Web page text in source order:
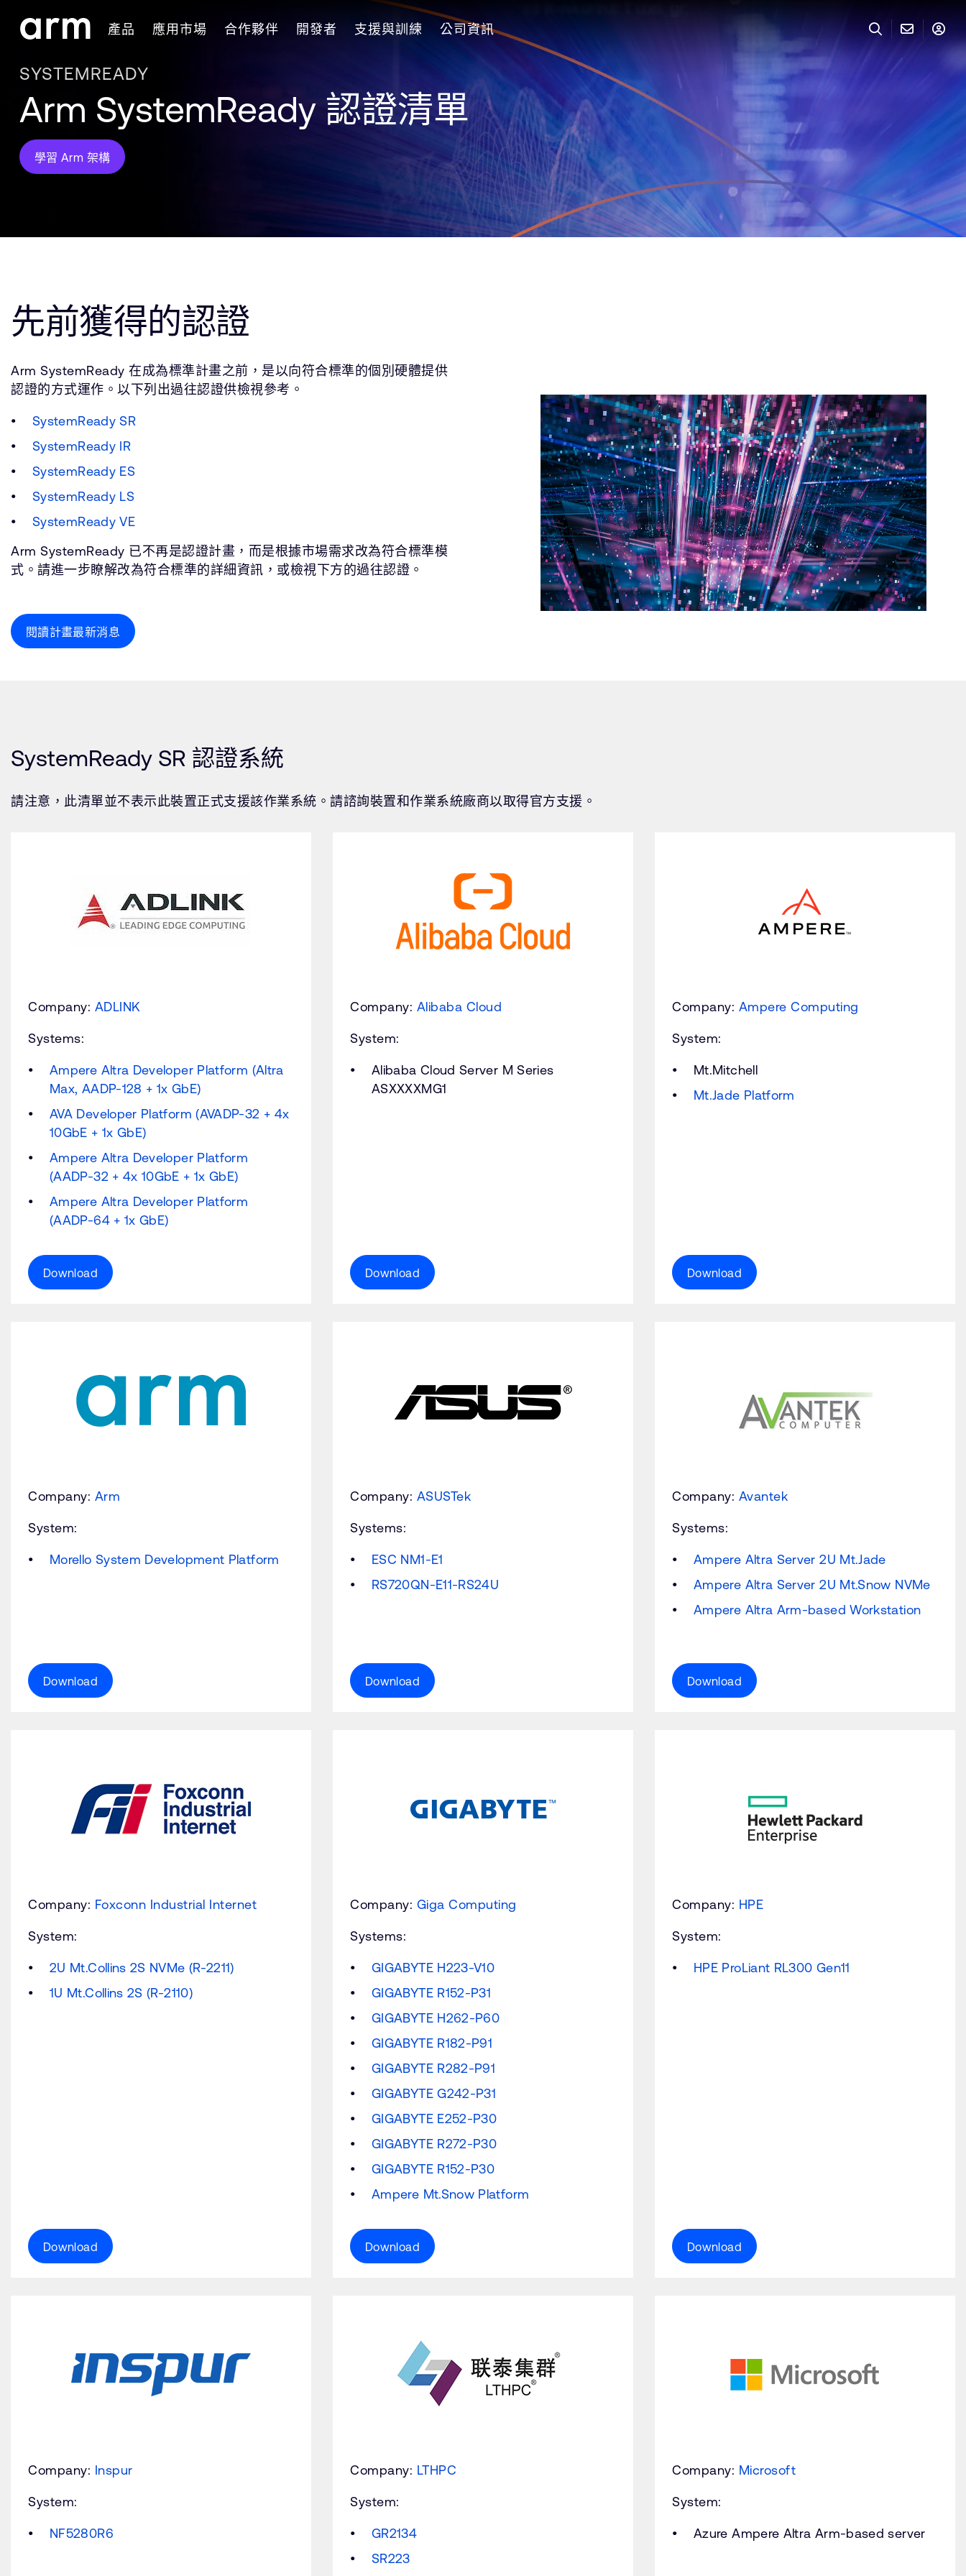
Skip to Footer
產品 應用市場 合作夥伴 開發者 支援與訓練 公司資訊
SYSTEMREADY
Arm SystemReady 認證清單
學習 Arm 架構
先前獲得的認證
Arm SystemReady 在成為標準計畫之前，是以向符合標準的個別硬體提供
認證的方式運作。以下列出過往認證供檢視參考。
SystemReady SR
SystemReady IR
SystemReady ES
SystemReady LS
SystemReady VE
Arm SystemReady 已不再是認證計畫，而是根據市場需求改為符合標準模
式。請進一步瞭解改為符合標準的詳細資訊，或檢視下方的過往認證。
閱讀計畫最新消息
SystemReady SR 認證系統
請注意，此清單並不表示此裝置正式支援該作業系統。請諮詢裝置和作業系統廠商以取得官方支援。
Company: ADLINK
Systems:
Ampere Altra Developer Platform (Altra
Max, AADP-128 + 1x GbE)
AVA Developer Platform (AVADP-32 + 4x
10GbE + 1x GbE)
Ampere Altra Developer Platform
(AADP-32 + 4x 10GbE + 1x GbE)
Ampere Altra Developer Platform
(AADP-64 + 1x GbE)
Download
Company: Alibaba Cloud
System:
Alibaba Cloud Server M Series
ASXXXXMG1
Download
Company: Ampere Computing
System:
Mt.Mitchell
Mt.Jade Platform
Download
Company: Arm
System:
Morello System Development Platform
Download
Company: ASUSTek
Systems:
ESC NM1-E1
RS720QN-E11-RS24U
Download
Company: Avantek
Systems:
Ampere Altra Server 2U Mt.Jade
Ampere Altra Server 2U Mt.Snow NVMe
Ampere Altra Arm-based Workstation
Download
Company: Foxconn Industrial Internet
System:
2U Mt.Collins 2S NVMe (R-2211)
1U Mt.Collins 2S (R-2110)
Download
Company: Giga Computing
Systems:
GIGABYTE H223-V10
GIGABYTE R152-P31
GIGABYTE H262-P60
GIGABYTE R182-P91
GIGABYTE R282-P91
GIGABYTE G242-P31
GIGABYTE E252-P30
GIGABYTE R272-P30
GIGABYTE R152-P30
Ampere Mt.Snow Platform
Download
Company: HPE
System:
HPE ProLiant RL300 Gen11
Download
Company: Inspur
System:
NF5280R6
Company: LTHPC
System:
GR2134
SR223
Company: Microsoft
System:
Azure Ampere Altra Arm-based server